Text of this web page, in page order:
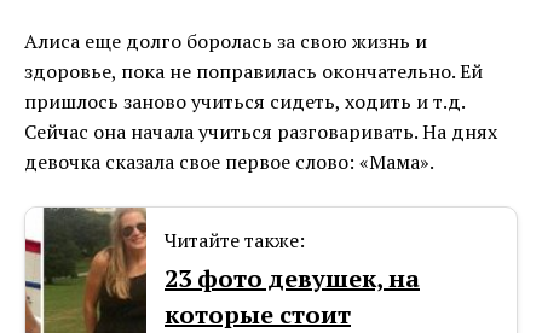
Алиса еще долго боролась за свою жизнь и
здоровье, пока не поправилась окончательно. Ей
пришлось заново учиться сидеть, ходить и т.д.
Сейчас она начала учиться разговаривать. На днях
девочка сказала свое первое слово: «Мама».
Читайте также:
23 фото девушек, на
которые стоит